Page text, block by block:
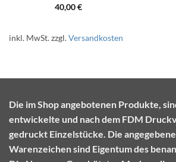
40,00€
inkl. MwSt.zzgl.Versandkosten
Die im Shop angebotenen Produkte,
entwickelte und nach dem FDM
gedruckt Einzelstücke. Die
Warenzeichen sind Eigentum des